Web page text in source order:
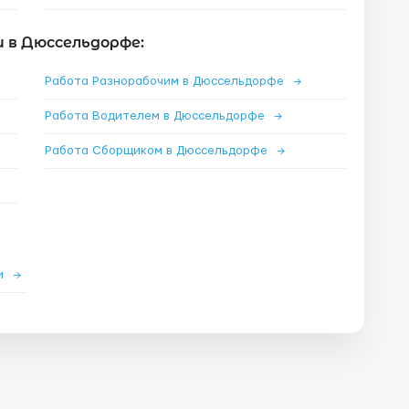
в Дюссельдорфе:
Работа Разнорабочим в Дюссельдорфе →
Работа Водителем в Дюссельдорфе →
Работа Сборщиком в Дюссельдорфе →
→